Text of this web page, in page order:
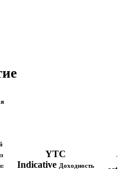
YTC
Indicative Доходность